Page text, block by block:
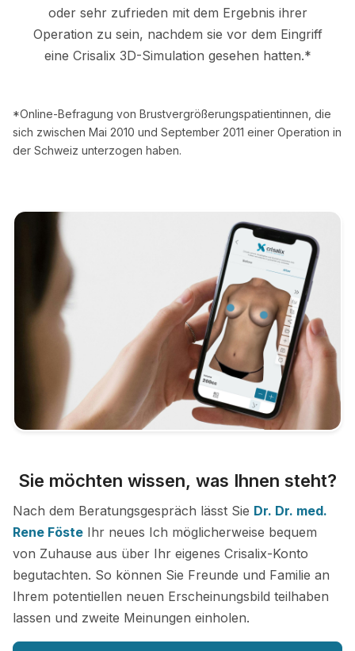
oder sehr zufrieden mit dem Ergebnis ihrer
Operation zu sein, nachdem sie vor dem Eingriff
eine Crisalix 3D-Simulation gesehen hatten.*
*Online-Befragung von Brustvergrößerungspatientinnen, die
sich zwischen Mai 2010 und September 2011 einer Operation in
der Schweiz unterzogen haben.
Sie möchten wissen, was Ihnen steht?
Nach dem Beratungsgespräch lässt Sie Dr. Dr. med.
Rene Föste Ihr neues Ich möglicherweise bequem
von Zuhause aus über Ihr eigenes Crisalix-Konto
begutachten. So können Sie Freunde und Familie an
Ihrem potentiellen neuen Erscheinungsbild teilhaben
lassen und zweite Meinungen einholen.